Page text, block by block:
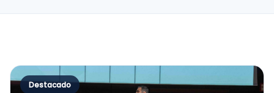
Destacado